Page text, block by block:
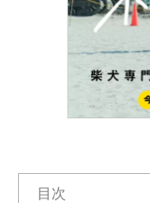
目次